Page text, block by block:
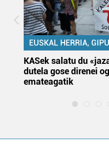
EUSKAL HERRIA,
KASek salatu du
dutela gose direnei
emateagatik